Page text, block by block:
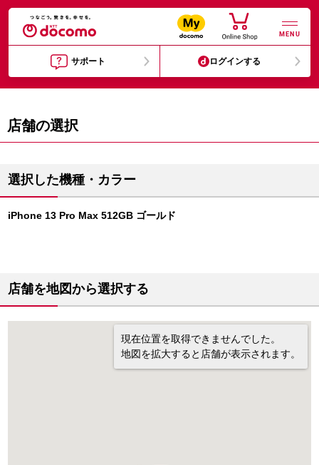
MENU
サポート ログインする
店舗の選択
選択した機種・カラー
iPhone 13 Pro Max 512GB ゴールド
店舗を地図から選択する
現在位置を取得できませんでした。
地図を拡大すると店舗が表示されます。